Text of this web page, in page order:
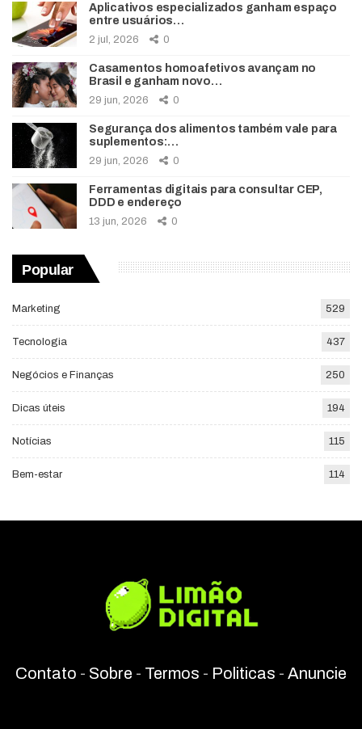
Aplicativos especializados ganham espaço
entre usuários…
2 jul, 2026 0
Casamentos homoafetivos avançam no
Brasil e ganham novo…
29 jun, 2026 0
Segurança dos alimentos também vale para
suplementos:…
29 jun, 2026 0
Ferramentas digitais para consultar CEP,
DDD e endereço
13 jun, 2026 0
Popular
Marketing 529
Tecnologia 437
Negócios e Finanças 250
Dicas úteis 194
Notícias 115
Bem-estar 114
Contato - Sobre - Termos - Politicas - Anuncie